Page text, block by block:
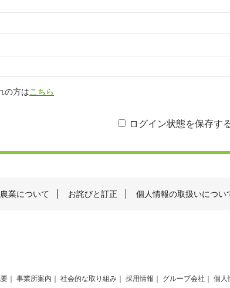
の方はこちら
ログイン状態を保存す
業について お詫びと訂正 個人情報の取扱いについ
事業所案内 社会的な取り組み 採用情報 グループ会社 個人